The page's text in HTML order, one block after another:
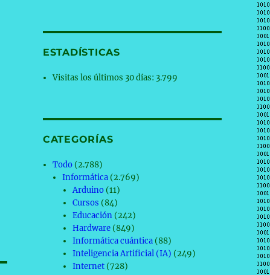
ESTADÍSTICAS
Visitas los últimos 30 días: 3.799
CATEGORÍAS
Todo (2.788)
Informática (2.769)
Arduino(11)
Cursos (84)
Educación(242)
Hardware(849)
Informática cuántica(88)
Inteligencia Artificial (IA) (249)
Internet(728)